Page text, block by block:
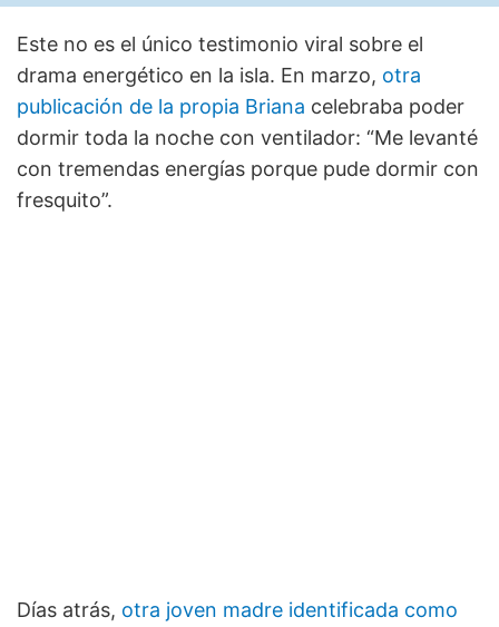
Este no es el único testimonio viral sobre el
drama energético en la isla. En marzo, otra
publicación de la propia Briana celebraba poder
dormir toda la noche con ventilador: “Me levanté
con tremendas energías porque pude dormir con
fresquito”.
Días atrás, otra joven madre identificada como